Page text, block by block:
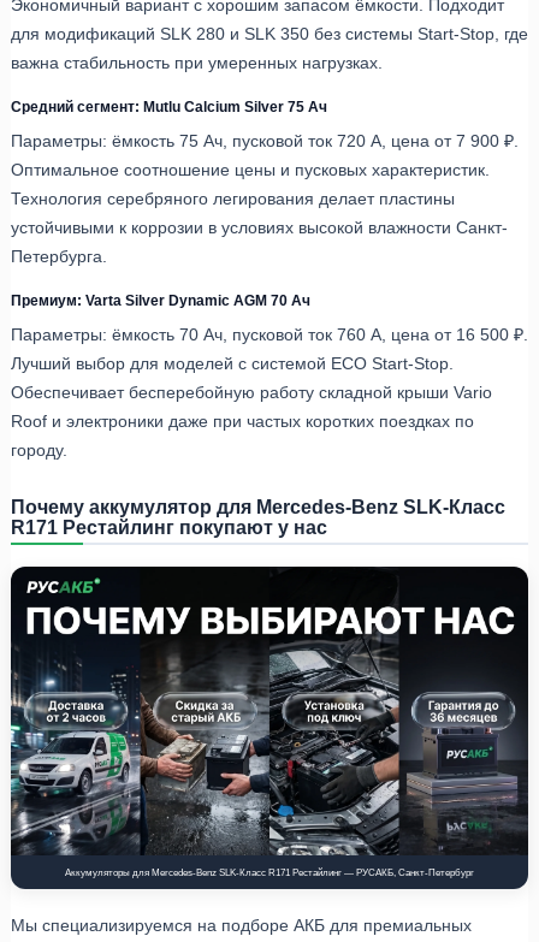
Экономичный вариант с хорошим запасом ёмкости. Подходит
для модификаций SLK 280 и SLK 350 без системы Start-Stop, где
важна стабильность при умеренных нагрузках.
Средний сегмент: Mutlu Calcium Silver 75 Ач
Параметры: ёмкость 75 Ач, пусковой ток 720 А, цена от 7 900 ₽.
Оптимальное соотношение цены и пусковых характеристик.
Технология серебряного легирования делает пластины
устойчивыми к коррозии в условиях высокой влажности Санкт-
Петербурга.
Премиум: Varta Silver Dynamic AGM 70 Ач
Параметры: ёмкость 70 Ач, пусковой ток 760 А, цена от 16 500 ₽.
Лучший выбор для моделей с системой ECO Start-Stop.
Обеспечивает бесперебойную работу складной крыши Vario
Roof и электроники даже при частых коротких поездках по
городу.
Почему аккумулятор для Mercedes-Benz SLK-Класс
R171 Рестайлинг покупают у нас
Аккумуляторы для Mercedes-Benz SLK-Класс R171 Рестайлинг — РУСАКБ, Санкт-Петербург
Мы специализируемся на подборе АКБ для премиальных